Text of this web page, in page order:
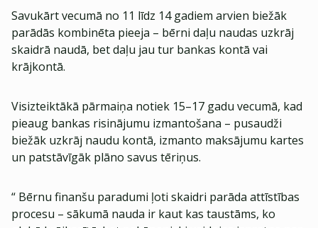
Savukārt vecumā no 11 līdz 14 gadiem arvien biežāk
parādās kombinēta pieeja – bērni daļu naudas uzkrāj
skaidrā naudā, bet daļu jau tur bankas kontā vai
krājkontā.
Visizteiktākā pārmaiņa notiek 15–17 gadu vecumā, kad
pieaug bankas risinājumu izmantošana – pusaudži
biežāk uzkrāj naudu kontā, izmanto maksājumu kartes
un patstāvīgāk plāno savus tēriņus.
“ Bērnu finanšu paradumi ļoti skaidri parāda attīstības
procesu – sākumā nauda ir kaut kas taustāms, ko